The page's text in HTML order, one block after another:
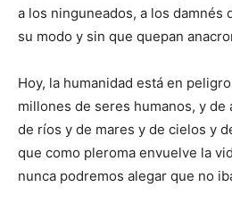
a los ninguneados, a los damnés
su modo y sin que quepan
Hoy, la humanidad está en
millones de seres humanos, y de
de ríos y de mares y de cielos y
que como pleroma envuelve la
nunca podremos alegar que no